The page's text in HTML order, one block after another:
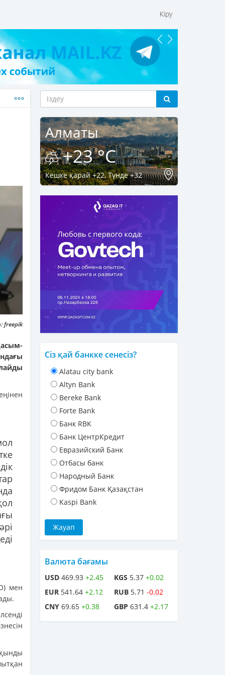
Кіру
freepik
мен
Алматы
+23 °C
Кешке қарай +22, Түнде +32
Сіз қай банкке сенесіз?
Alatau city bank
Altyn Bank
Bereke Bank
Forte Bank
Банк RBK
Банк ЦентрКредит
Евразийский Банк
Отбасы банк
Народный Банк
Фридом Банк Қазақстан
Kaspi Bank
Валюта бағамы
USD 469.93 +2.45
EUR 541.64 +2.12
CNY 69.65 +0.38
KGS 5.37 +0.02
RUB 5.71 -0.02
GBP 631.4 +2.17